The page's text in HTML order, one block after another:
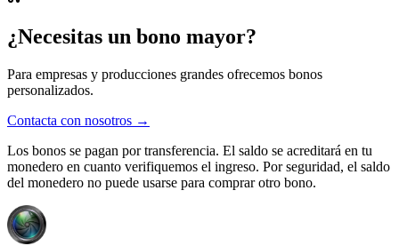
¿Necesitas un bono mayor?
Para empresas y producciones grandes ofrecemos bonos
personalizados.
Contacta con nosotros →
Los bonos se pagan por transferencia. El saldo se acreditará en tu
monedero en cuanto verifiquemos el ingreso. Por seguridad, el saldo
del monedero no puede usarse para comprar otro bono.